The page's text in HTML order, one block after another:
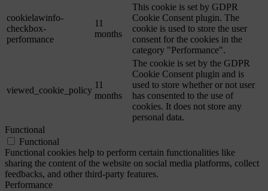
cookielawinfo-
checkbox-
performance
11
months
This cookie is set by GDPR
Cookie Consent plugin. The
cookie is used to store the user
consent for the cookies in the
category "Performance".
viewed_cookie_policy
11
months
The cookie is set by the GDPR
Cookie Consent plugin and is
used to store whether or not user
has consented to the use of
cookies. It does not store any
personal data.
Functional
Functional
Functional cookies help to perform certain functionalities like
sharing the content of the website on social media platforms, collect
feedbacks, and other third-party features.
Performance